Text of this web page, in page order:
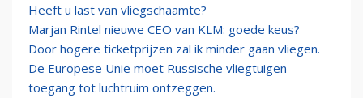
Heeft u last van vliegschaamte?
Marjan Rintel nieuwe CEO van KLM: goede keus?
Door hogere ticketprijzen zal ik minder gaan vliegen.
De Europese Unie moet Russische vliegtuigen
toegang tot luchtruim ontzeggen.